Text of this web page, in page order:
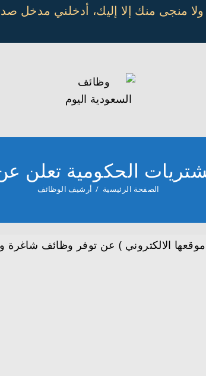
ولا منجى منك إلا إليك، أدخلني
الحكومية
الصفحة الرئيسية / أرشيف الوظائف
الالكتروني ) عن توفر وظائف